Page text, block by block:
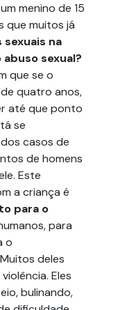
menino de 15
que muitos já
na
sexual?
que se o
quatro anos,
até que ponto
se
casos de
de homens
Este
a criança é
para o
para
o
deles
Eles
bulinando,